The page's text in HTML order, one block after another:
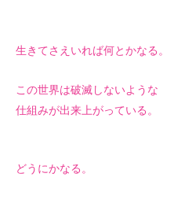
生きてさえいれば何とかなる。
この世界は破滅しないような
仕組みが出来上がっている。
どうにかなる。